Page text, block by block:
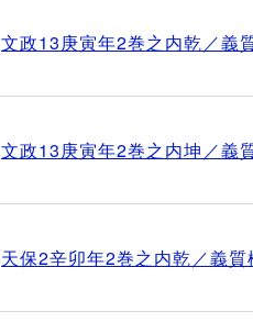
文政13庚寅年2巻之内乾／義
文政13庚寅年2巻之内坤／義
天保2辛卯年2巻之内乾／義